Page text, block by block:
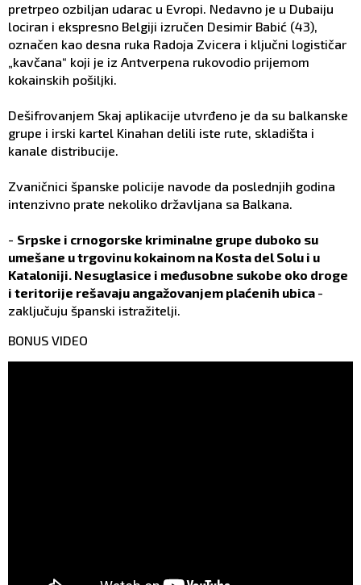
pretrpeo ozbiljan udarac u Evropi. Nedavno je u Dubaiju
lociran i ekspresno Belgiji izručen Desimir Babić (43),
označen kao desna ruka Radoja Zvicera i ključni logističar
„kavčana“ koji je iz Antverpena rukovodio prijemom
kokainskih pošiljki.
Dešifrovanjem Skaj aplikacije utvrđeno je da su balkanske
grupe i irski kartel Kinahan delili iste rute, skladišta i
kanale distribucije.
Zvaničnici španske policije navode da poslednjih godina
intenzivno prate nekoliko državljana sa Balkana.
- Srpske i crnogorske kriminalne grupe duboko su
umešane u trgovinu kokainom na Kosta del Solu i u
Kataloniji. Nesuglasice i međusobne sukobe oko droge
i teritorije rešavaju angažovanjem plaćenih ubica -
zaključuju španski istražitelji.
BONUS VIDEO